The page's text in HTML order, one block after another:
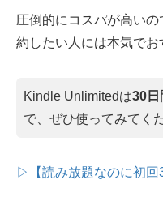
圧倒的にコスパが高い
約したい人には本気でお
Kindle Unlimitedは30日
で、ぜひ使ってみてく
▷【読み放題なのに初